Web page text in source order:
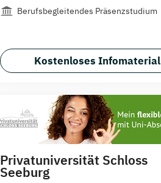
Berufsbegleitendes Präsenzstudium
Kostenloses Infomaterial
Privatuniversität Schloss
Seeburg